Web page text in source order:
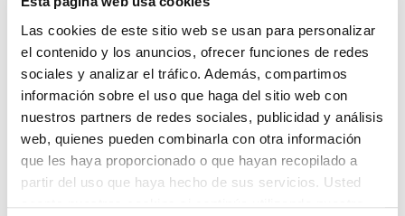
Las cookies de este sitio web se usan para personalizar
el contenido y los anuncios, ofrecer funciones de redes
sociales y analizar el tráfico. Además, compartimos
información sobre el uso que haga del sitio web con
nuestros partners de redes sociales, publicidad y análisis
web, quienes pueden combinarla con otra información
que les haya proporcionado o que hayan recopilado a
partir del uso que haya hecho de sus servicios. Usted